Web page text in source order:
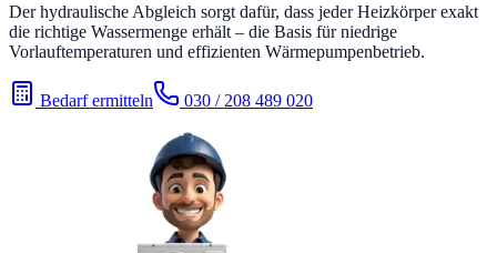
Der hydraulische Abgleich sorgt dafür, dass jeder Heizkörper exakt
die richtige Wassermenge erhält – die Basis für niedrige
Vorlauftemperaturen und effizienten Wärmepumpenbetrieb.
Bedarf ermitteln 030 / 208 489 020